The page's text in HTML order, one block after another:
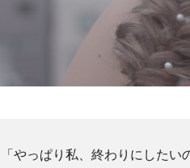
「やっぱり私、終わりにしたい